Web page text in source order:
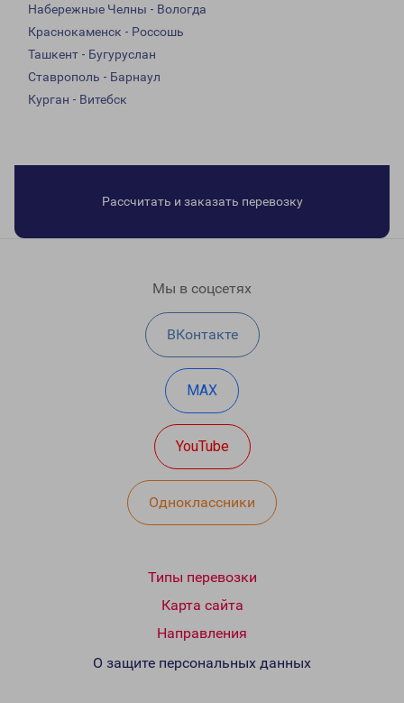
Набережные Челны - Вологда
Краснокаменск - Россошь
Ташкент - Бугуруслан
Ставрополь - Барнаул
Курган - Витебск
Рассчитать и заказать перевозку
Мы в соцсетях
ВКонтакте
MAX
YouTube
Одноклассники
Типы перевозки
Карта сайта
Направления
О защите персональных данных